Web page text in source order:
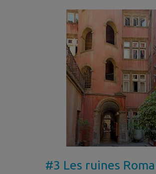
#3 Les ruines